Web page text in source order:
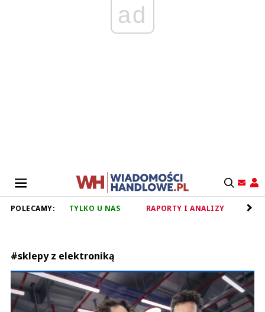
ad
POLECAMY: TYLKO U NAS RAPORTY I ANALIZY
#sklepy z elektroniką